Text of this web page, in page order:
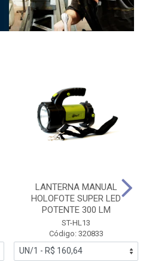
LANTERNA MANUAL
HOLOFOTE SUPER LED
POTENTE 300 LM
ST-HL13
Código: 320833